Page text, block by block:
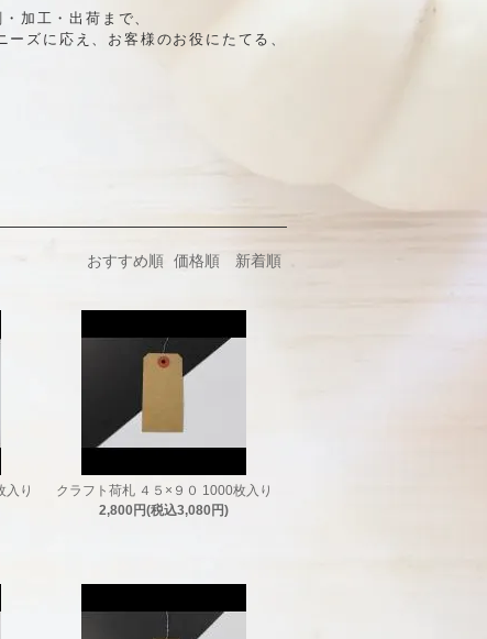
加工・出荷まで、
ズに応え、お客様のお役にたてる、
おすすめ順 価格順 新着順
入り
クラフト荷札 ４５×９０ 1000枚入り
2,800円(税込3,080円)